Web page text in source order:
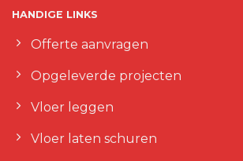
HANDIGE LINKS
Offerte aanvragen
Opgeleverde projecten
Vloer leggen
Vloer laten schuren